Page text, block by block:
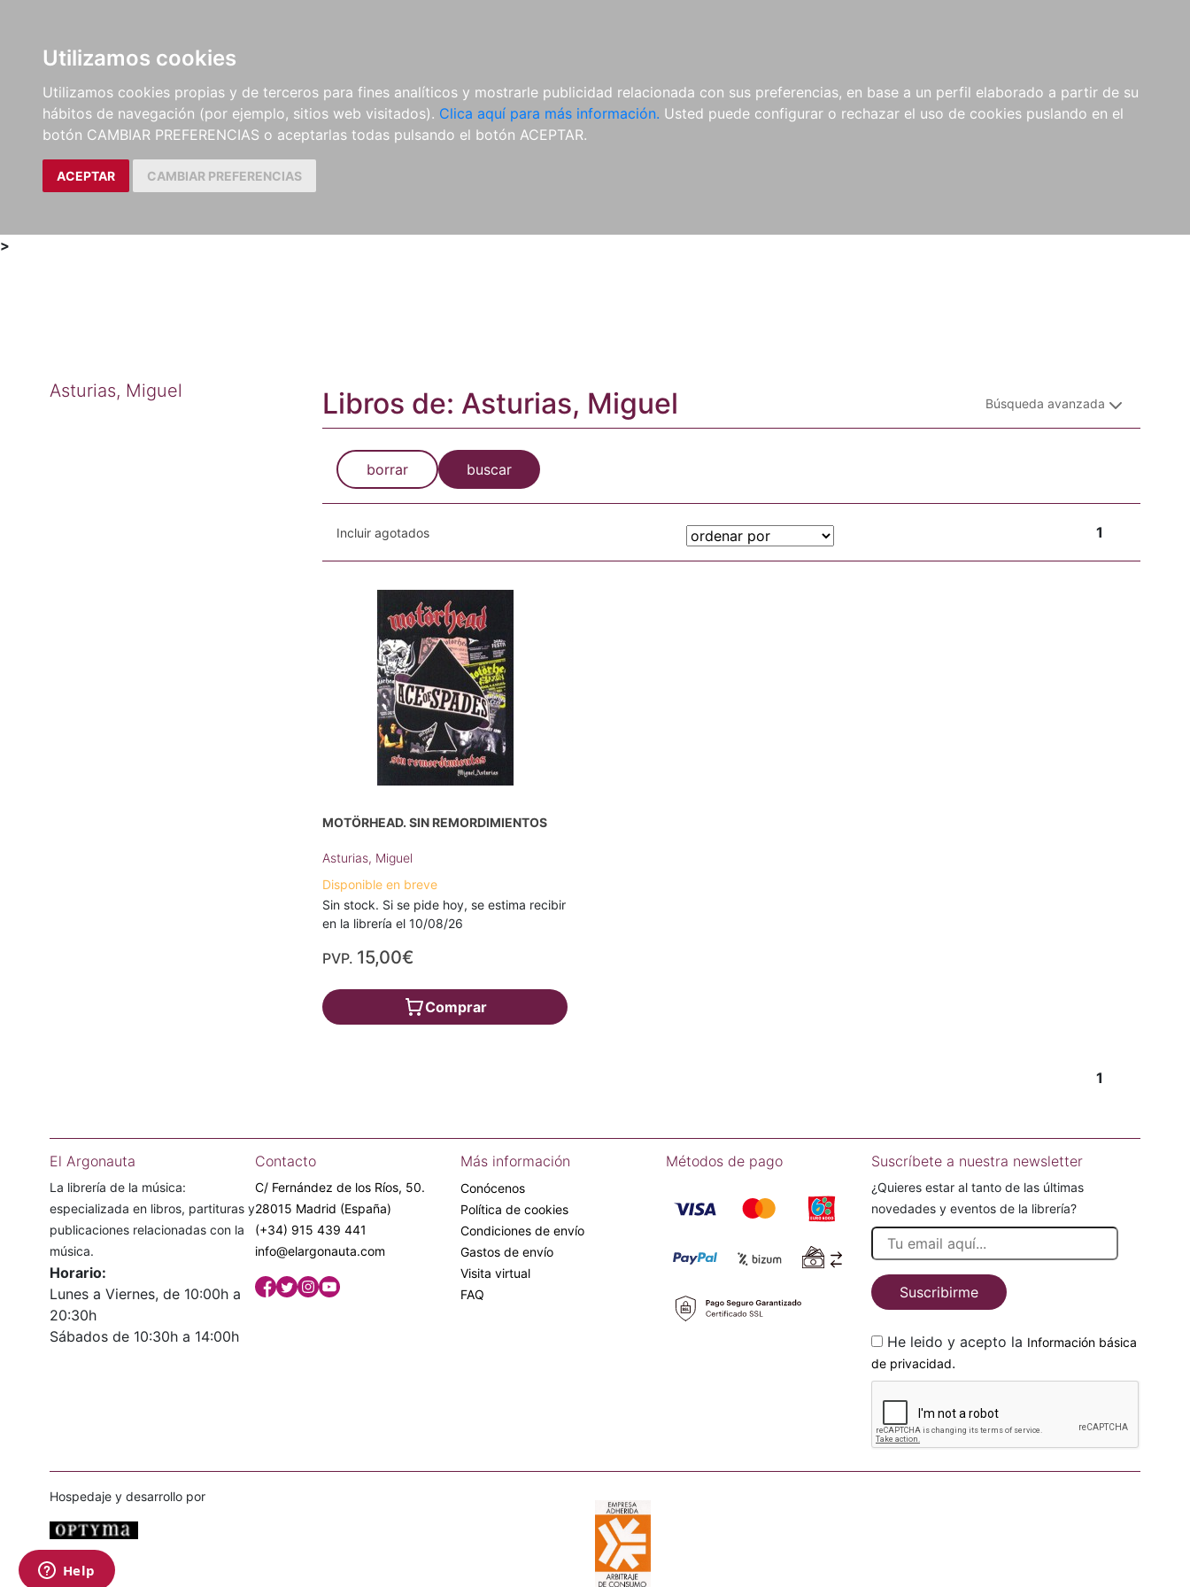
Utilizamos cookies
Utilizamos cookies propias y de terceros para fines analíticos y mostrarle publicidad relacionada con sus preferencias, en base a un perfil elaborado a partir de su
hábitos de navegación (por ejemplo, sitios web visitados). Clica aquí para más información. Usted puede configurar o rechazar el uso de cookies puslando en el
botón CAMBIAR PREFERENCIAS o aceptarlas todas pulsando el botón ACEPTAR.
ACEPTAR CAMBIAR PREFERENCIAS
LIBROS
MÉTODOS Y
EJERCICIOS
PARTITURAS Y EDICIONES
CRÍTICAS
REVISTAS
CDS Y
DVDS
MATERIAL
COMPLEMENTARIO
NOVEDADES NOTICIAS
COMPRAS
INSTITUCIONALES
>
Asturias, Miguel Libros de: Asturias, Miguel Búsqueda avanzada
borrar buscar
Incluir agotados 1
MOTÖRHEAD. SIN REMORDIMIENTOS
Asturias, Miguel
Disponible en breve
Sin stock. Si se pide hoy, se estima recibir
en la librería el 10/08/26
PVP. 15,00€
Comprar
1
El Argonauta
La librería de la música:
especializada en libros, partituras y
publicaciones relacionadas con la
música.
Horario:
Lunes a Viernes, de 10:00h a
20:30h
Sábados de 10:30h a 14:00h
Contacto
C/ Fernández de los Ríos, 50.
28015 Madrid (España)
(+34) 915 439 441
info@elargonauta.com
Más información
Conócenos
Política de cookies
Condiciones de envío
Gastos de envío
Visita virtual
FAQ
Métodos de pago Suscríbete a nuestra newsletter
¿Quieres estar al tanto de las últimas
novedades y eventos de la librería?
Suscribirme
He leido y acepto la Información básica
de privacidad.
Hospedaje y desarrollo por